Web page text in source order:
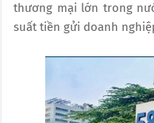
thương mại lớn trong
suất tiền gửi doanh